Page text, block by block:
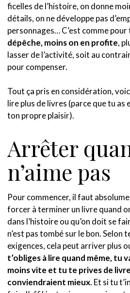
ficelles de l’histoire, on donne
détails, on ne développe pas
personnages… C’est comme
dépêche, moins on en profite,
lasser de l’activité, soit au
pour compenser.
Tout ça pris en considération,
lire plus de livres (parce que tu as
ton propre plaisir).
Arrêter
n’aime pas
Pour commencer, il faut
forcer à terminer un livre quand
dans l’histoire ou qu’on doit se
n’est pas tombé sur le bon. Selon
exigences, cela peut arriver plus
t’obliges à lire quand même, tu
moins vite et tu te prives de
conviendraient mieux. Et si tu